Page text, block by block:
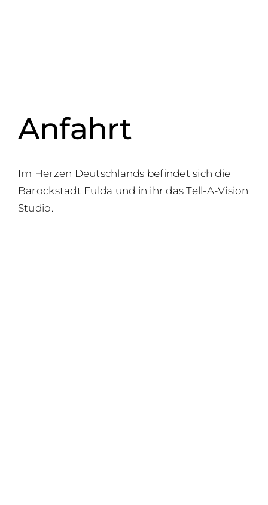
Anfahrt
Im Herzen Deutschlands befindet sich die
Barockstadt Fulda und in ihr das Tell-A-Vision
Studio.